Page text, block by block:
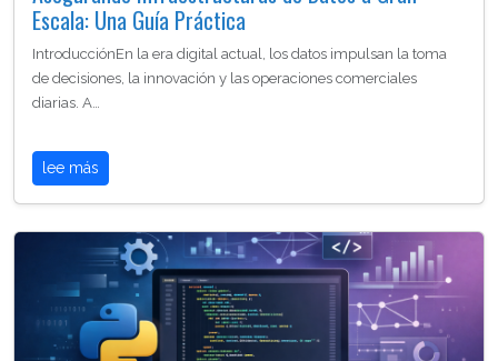
Escala: Una Guía Práctica
IntroducciónEn la era digital actual, los datos impulsan la toma
de decisiones, la innovación y las operaciones comerciales
diarias. A…
lee más